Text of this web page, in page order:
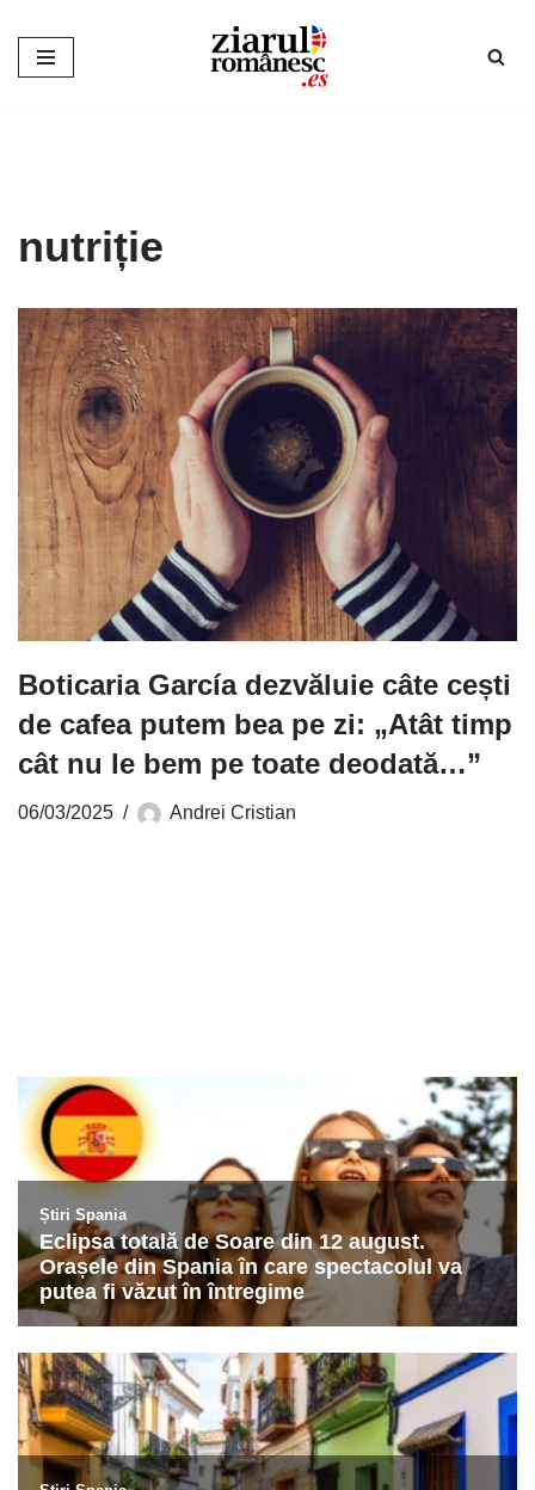
Sari
nutriție
Boticaria García dezvăluie câte cești
de cafea putem bea pe zi: „Atât timp
cât nu le bem pe toate deodată…”
06/03/2025 Andrei Cristian